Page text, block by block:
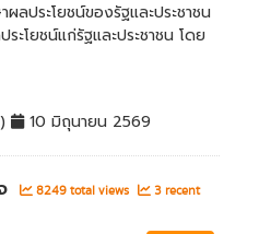
ลประโยชน์ของรัฐและประชาชน
ะโยชน์แก่รัฐและประชาชน โดย
10 มิถุนายน 2569
8249 total views
3 recent